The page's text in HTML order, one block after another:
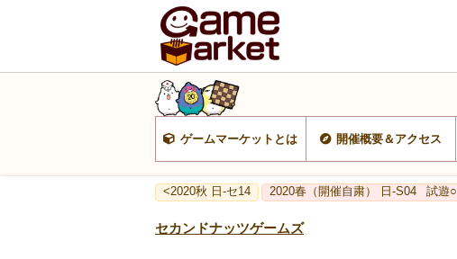
ゲームマーケットとは 開催概要＆アクセス
<2020秋 日-セ14 2020春（開催自粛） 日-S04 試遊○
セカンドナッツゲームズ